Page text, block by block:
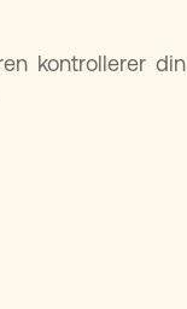
kontrollerer din